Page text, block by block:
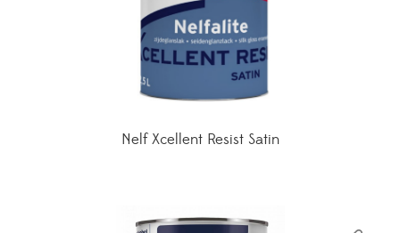
Nelf Xcellent Resist Satin